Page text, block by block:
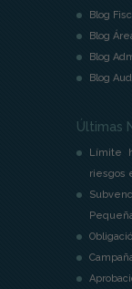
Blog
Blog
Blog
Blog
Últimas
Límite
riesgos